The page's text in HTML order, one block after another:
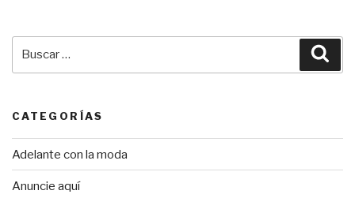
CATEGORÍAS
Adelante con la moda
Anuncie aquí